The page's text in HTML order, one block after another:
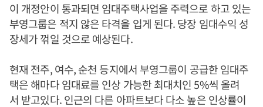
이 개정안이 통과되면 임대주택사업을 주력으로 하고 있는
부영그룹은 적지 않은 타격을 입게 된다. 당장 임대수익 성
장세가 꺾일 것으로 예상된다.
현재 전주, 여수, 순천 등지에서 부영그룹이 공급한 임대주
택은 해마다 임대료를 인상 가능한 최대치인 5%씩 올려
서 받고있다. 인근의 다른 아파트보다 다소 높은 인상률이